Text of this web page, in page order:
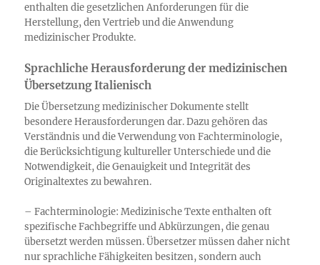
enthalten die gesetzlichen Anforderungen für die
Herstellung, den Vertrieb und die Anwendung
medizinischer Produkte.
Sprachliche Herausforderung der medizinischen
Übersetzung Italienisch
Die Übersetzung medizinischer Dokumente stellt
besondere Herausforderungen dar. Dazu gehören das
Verständnis und die Verwendung von Fachterminologie,
die Berücksichtigung kultureller Unterschiede und die
Notwendigkeit, die Genauigkeit und Integrität des
Originaltextes zu bewahren.
– Fachterminologie: Medizinische Texte enthalten oft
spezifische Fachbegriffe und Abkürzungen, die genau
übersetzt werden müssen. Übersetzer müssen daher nicht
nur sprachliche Fähigkeiten besitzen, sondern auch